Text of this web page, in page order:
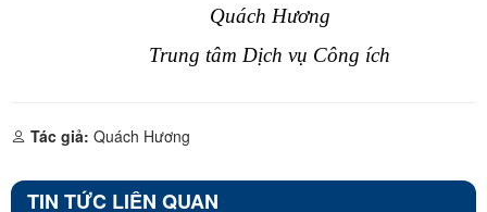
Quách Hương
Trung tâm Dịch vụ Công ích
Tác giả: Quách Hương
TIN TỨC LIÊN QUAN